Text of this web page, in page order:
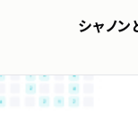
シャノン
ブラリ
ンのブログ